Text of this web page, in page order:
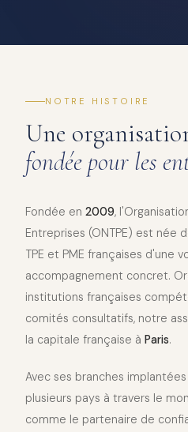
NOTRE HISTOIRE
Une
fondée pour les
Fondée en 2009,
Entreprises (ONTPE) est née
TPE et PME françaises d'une
accompagnement concret.
institutions françaises
comités consultatifs, notre
la capitale française à Paris.
Avec ses branches
plusieurs pays à travers le
comme le partenaire de